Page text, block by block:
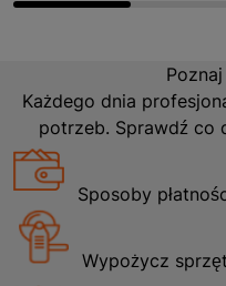
Poznaj
Każdego dnia
potrzeb. Sprawdź co
Sposoby
Wypożycz sprzęt